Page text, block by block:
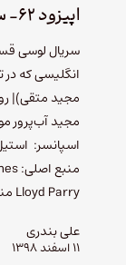
اپیزود ۶۲- سریال لوسی قسمت یک؛ راپونگی
سریال لوسی
انگلیسی که در
مجید متقی)|
اسپانسر:
Lloyd Parry منابع دیگر: Real Crime: Death…
علی بندری
۱۱ اسفند ۱۳۹۸